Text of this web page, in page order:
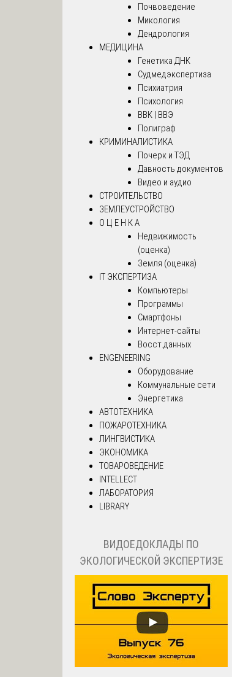
Почвоведение
Микология
Дендрология
МЕДИЦИНА
Генетика ДНК
Судмедэкспертиза
Психиатрия
Психология
ВВК | ВВЭ
Полиграф
КРИМИНАЛИСТИКА
Почерк и ТЭД
Давность документов
Видео и аудио
СТРОИТЕЛЬСТВО
ЗЕМЛЕУСТРОЙСТВО
О Ц Е Н К А
Недвижимость
(оценка)
Земля (оценка)
IT ЭКСПЕРТИЗА
Компьютеры
Программы
Смартфоны
Интернет-сайты
Восст.данных
ENGENEERING
Оборудование
Коммунальные сети
Энергетика
АВТОТЕХНИКА
ПОЖАРОТЕХНИКА
ЛИНГВИСТИКА
ЭКОНОМИКА
ТОВАРОВЕДЕНИЕ
INTELLECT
ЛАБОРАТОРИЯ
LIBRARY
ВИДОЕДОКЛАДЫ ПО
ЭКОЛОГИЧЕСКОЙ ЭКСПЕРТИЗЕ